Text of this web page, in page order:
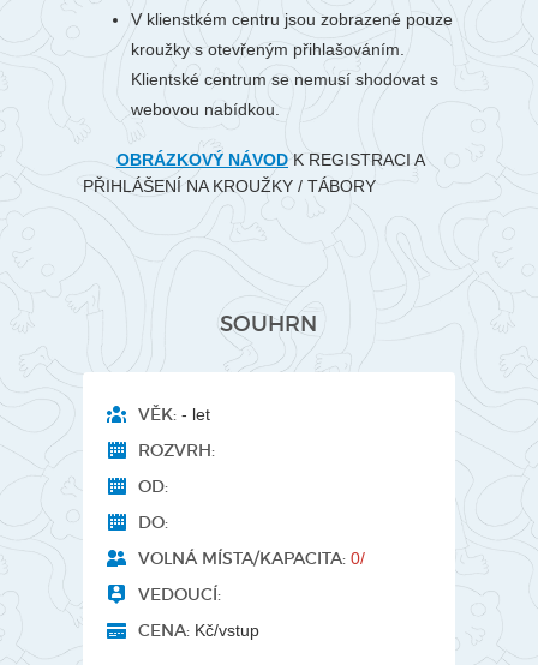
V klienstkém centru jsou zobrazené pouze
kroužky s otevřeným přihlašováním.
Klientské centrum se nemusí shodovat s
webovou nabídkou.
OBRÁZKOVÝ NÁVODK REGISTRACI A
PŘIHLÁŠENÍ NA KROUŽKY / TÁBORY
SOUHRN
VĚK: - let
ROZVRH:
OD:
DO:
VOLNÁ MÍSTA/KAPACITA: 0/
VEDOUCÍ:
CENA: Kč/vstup